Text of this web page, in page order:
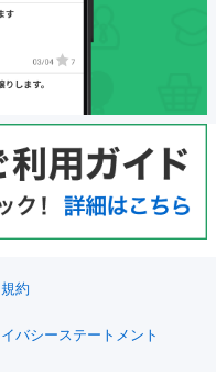
約
バシーステートメント